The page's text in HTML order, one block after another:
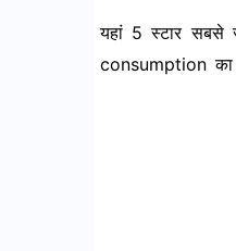
यहां 5 स्टार सबसे
consumption का